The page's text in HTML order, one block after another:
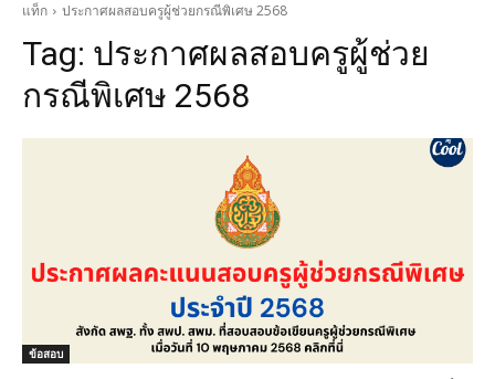
แท็ก ประกาศผลสอบครูผู้ช่วยกรณีพิเศษ 2568
Tag: ประกาศผลสอบครูผู้ช่วย
กรณีพิเศษ 2568
ข้อสอบ